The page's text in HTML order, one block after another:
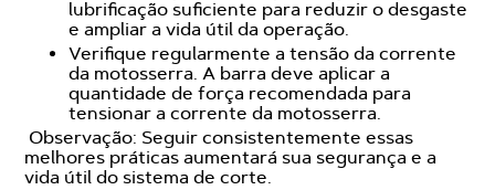
lubrificação suficiente para reduzir o desgaste
e ampliar a vida útil da operação.
Verifique regularmente a tensão da corrente
da motosserra. A barra deve aplicar a
quantidade de força recomendada para
tensionar a corrente da motosserra.
Observação: Seguir consistentemente essas
melhores práticas aumentará sua segurança e a
vida útil do sistema de corte.